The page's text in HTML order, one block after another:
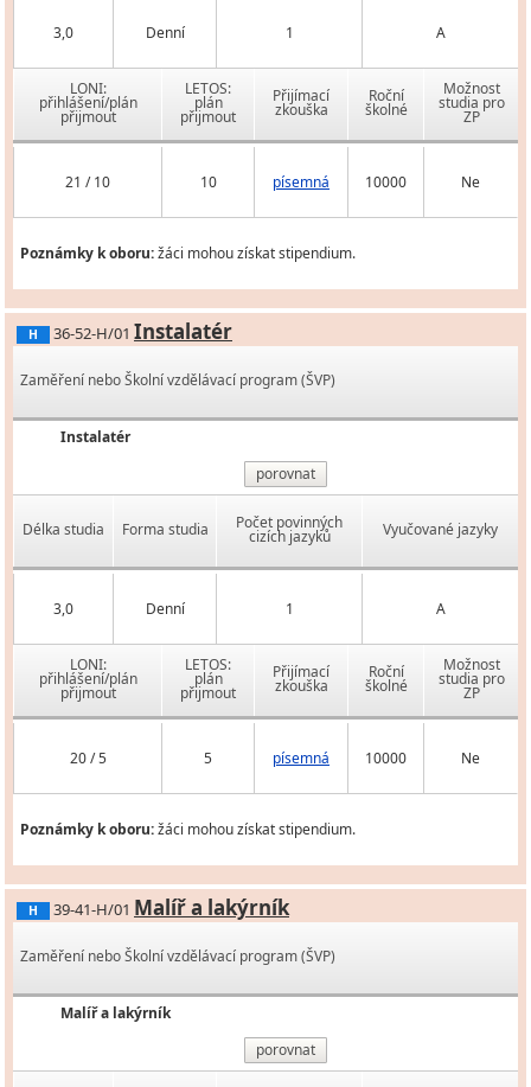
3,0 Denní 1 A
LONI:
přihlášení/plán
přijmout
LETOS:
plán
přijmout
Přijímací
zkouška
Roční
školné
Možnost
studia pro
ZP
21 / 10 10 písemná 10000 Ne
Poznámky k oboru:žáci mohou získat stipendium.
H 36-52-H/01 Instalatér
Zaměření nebo Školní vzdělávací program (ŠVP)
Instalatér
porovnat
Délka studia Forma studia Počet povinných
cizích jazyků Vyučované jazyky
3,0 Denní 1 A
LONI:
přihlášení/plán
přijmout
LETOS:
plán
přijmout
Přijímací
zkouška
Roční
školné
Možnost
studia pro
ZP
20 / 5 5 písemná 10000 Ne
Poznámky k oboru:žáci mohou získat stipendium.
H 39-41-H/01 Malíř a lakýrník
Zaměření nebo Školní vzdělávací program (ŠVP)
Malíř a lakýrník
porovnat